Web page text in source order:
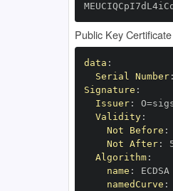
Public Key Certificate
data :
Serial Number:
Signature :
Issuer:
Validity:
Not Before :
Not After:
Algorithm:
name :
namedCurve :